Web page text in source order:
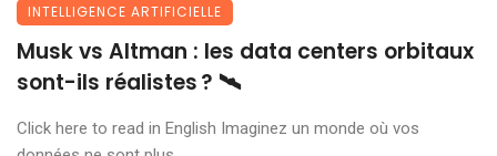
INTELLIGENCE ARTIFICIELLE
Musk vs Altman : les data centers orbitaux
sont-ils réalistes ? 🛰️
Click here to read in English Imaginez un monde où vos